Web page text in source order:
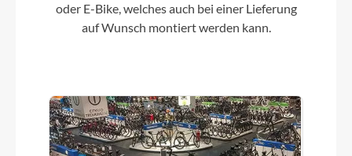
Lenker
Farbe
lizard´n´black
oder E-Bike, welches auch bei einer Lieferung
auf Wunsch montiert werden kann.